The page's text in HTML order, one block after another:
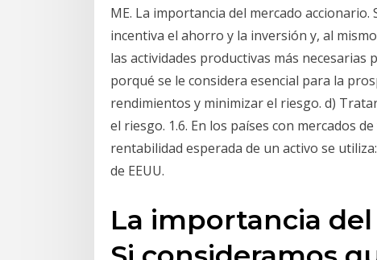
ME. La importancia del mercado
incentiva el ahorro y la inversión y, al
las actividades productivas más
porqué se le considera esencial para la
rendimientos y minimizar el riesgo. d)
el riesgo. 1.6. En los países con mercados
rentabilidad esperada de un activo se
de EEUU.
La importancia